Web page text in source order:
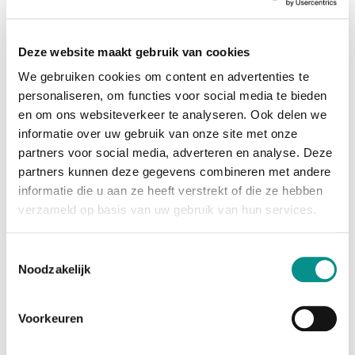
Deze website maakt gebruik van cookies
We gebruiken cookies om content en advertenties te
personaliseren, om functies voor social media te bieden
en om ons websiteverkeer te analyseren. Ook delen we
informatie over uw gebruik van onze site met onze
partners voor social media, adverteren en analyse. Deze
partners kunnen deze gegevens combineren met andere
informatie die u aan ze heeft verstrekt of die ze hebben
verzameld op basis van uw gebruik van hun services.
Noodzakelijk
Voorkeuren
gebruikers.
Refurbished, maar als nieuw
Elke refurbished MacBook Pro wordt zorgvuldig
nagekeken en voorzien van een schone macOS-
installatie.
• Technisch 100% in orde
• Cosmetisch in nieuwstaat (5-sterrenklasse)
• Duurzaam alternatief voor nieuwkoop
WaaromOnlinemacwinkel.nl
kwaliteit, service en transparantie. Sinds 2006
leveren wij refurbished Macs aan particulieren en